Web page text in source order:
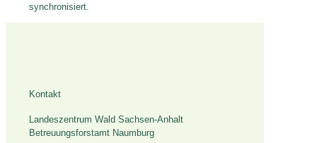
synchronisiert.
Kontakt
Landeszentrum Wald Sachsen-Anhalt
Betreuungsforstamt Naumburg